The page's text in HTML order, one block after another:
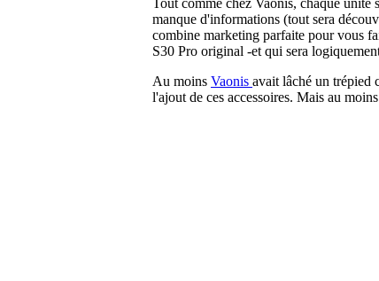
Tout comme chez Vaonis, chaque unité
manque d'informations (tout sera
combine marketing parfaite pour vous
S30 Pro original -et qui sera
Au moins Vaonis avait lâché un trépied
l'ajout de ces accessoires. Mais au